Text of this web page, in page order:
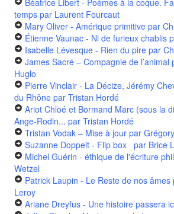
Béatrice Libert - Poèmes à la coque.
temps par Laurent Fourcaut
Mary Oliver - Amérique primitive par
Étienne Vaunac - Ni de furieux chablis
Isabelle Lévesque - Rien du pire par
James Sacré – Compagnie de l’animal
Huglo
Pierre Vinclair - La Décize, Jérémy
du Rhône par Tristan Hordé
Ariot Chloé et Bormand Marc (sous la
Ange-Rodin... par Tristan Hordé
Tristan Vodak – Mise à jour par
Suzanne Doppelt - Flip box par Brice
Michel Guérin - éthique de l'écriture
Wetzel
Patrick Laupin - Le Reste de nos âmes
Leroy
Ariane Dreyfus - Une histoire passera